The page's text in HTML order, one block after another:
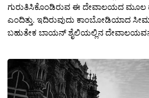
ಗುರುತಿಸಿಕೊಂಡಿರುವ ಈ ದೇವಾಲಯದ ಮೂಲ
ಎಂದಿತ್ತು. ಇದಿರುವುದು ಕಾಂಬೋಡಿಯಾದ
ಬಹುತೇಕ ಬಾಯನ್ ಶೈಲಿಯಲ್ಲಿನ